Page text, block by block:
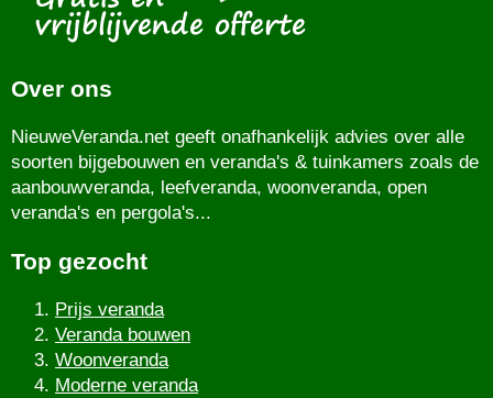
Over ons
NieuweVeranda.net geeft onafhankelijk advies over alle
soorten bijgebouwen en veranda's & tuinkamers zoals de
aanbouwveranda, leefveranda, woonveranda, open
veranda's en pergola's...
Top gezocht
Prijs veranda
Veranda bouwen
Woonveranda
Moderne veranda